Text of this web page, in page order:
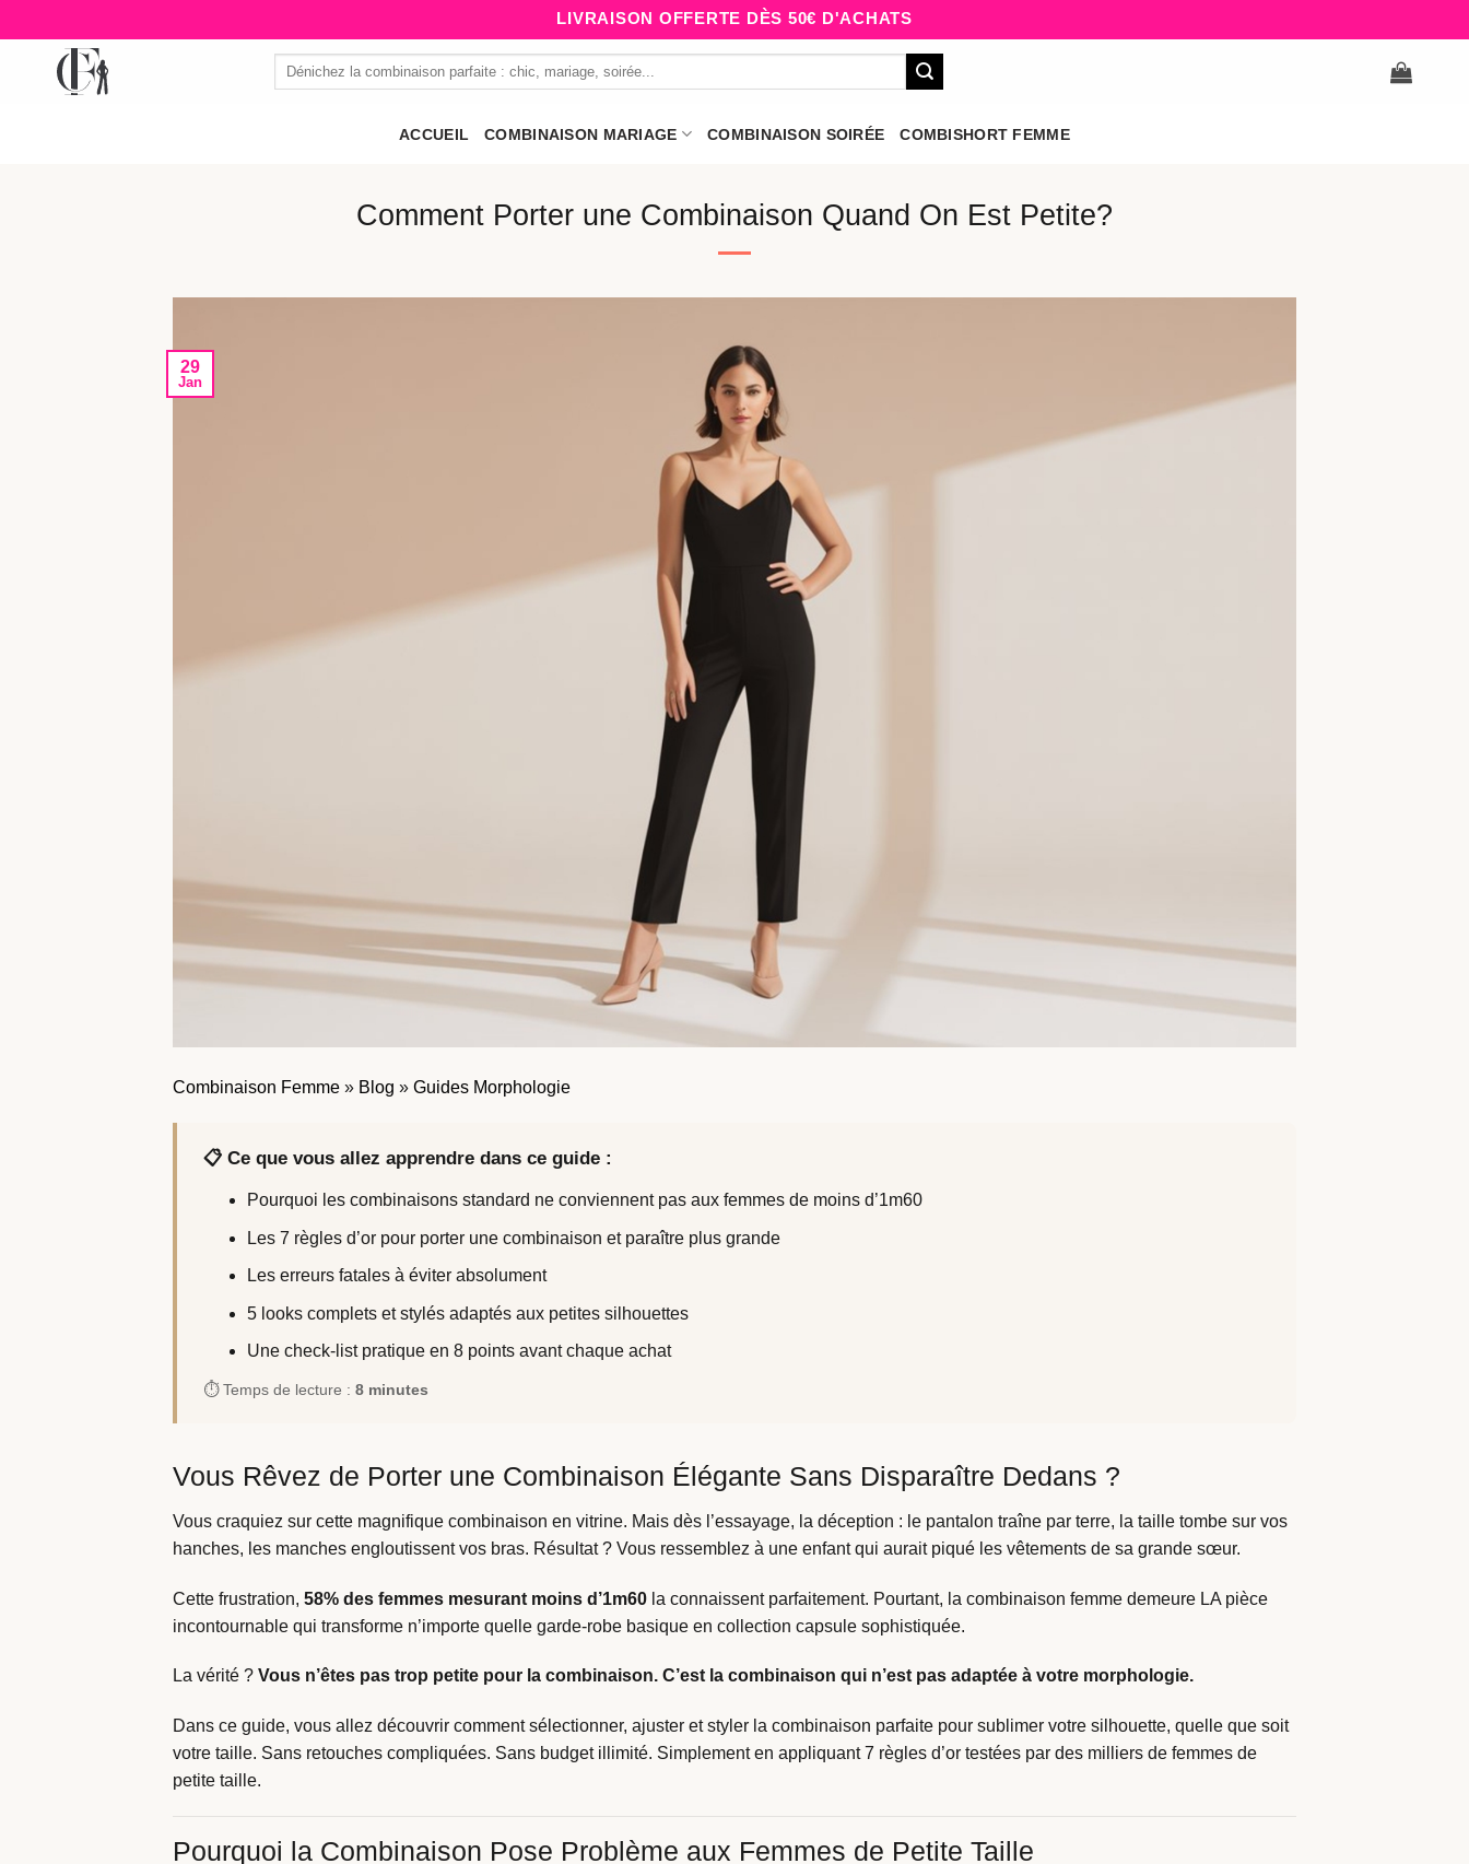
au
contenu
LIVRAISON OFFERTE DÈS 50€ D'ACHATS
Recherche
ACCUEIL COMBINAISON MARIAGE COMBINAISON SOIRÉE COMBISHORT FEMME
Comment Porter une Combinaison Quand On Est Petite?
29
Jan
Combinaison Femme» Blog » Guides Morphologie
📋 Ce que vous allez apprendre dans ce guide :
Pourquoi les combinaisons standard ne conviennent pas aux femmes de moins d’1m60
Les 7 règles d’or pour porter une combinaison et paraître plus grande
Les erreurs fatales à éviter absolument
5 looks complets et stylés adaptés aux petites silhouettes
Une check-list pratique en 8 points avant chaque achat
⏱️ Temps de lecture : 8 minutes
Vous Rêvez de Porter une Combinaison Élégante Sans Disparaître Dedans ?
Vous craquiez sur cette magnifique combinaison en vitrine. Mais dès l’essayage, la déception : le pantalon traîne par terre, la taille tombe sur vos
hanches, les manches engloutissent vos bras. Résultat ? Vous ressemblez à une enfant qui aurait piqué les vêtements de sa grande sœur.
Cette frustration, 58% des femmes mesurant moins d’1m60la connaissent parfaitement. Pourtant, la combinaison femme demeure LA pièce
incontournable qui transforme n’importe quelle garde-robe basique en collection capsule sophistiquée.
La vérité ? Vous n’êtes pas trop petite pour la combinaison. C’est la combinaison qui n’est pas adaptée à votre morphologie.
Dans ce guide, vous allez découvrir comment sélectionner, ajuster et styler la combinaison parfaite pour sublimer votre silhouette, quelle que soit
votre taille. Sans retouches compliquées. Sans budget illimité. Simplement en appliquant 7 règles d’or testées par des milliers de femmes de
petite taille.
Pourquoi la Combinaison Pose Problème aux Femmes de Petite Taille